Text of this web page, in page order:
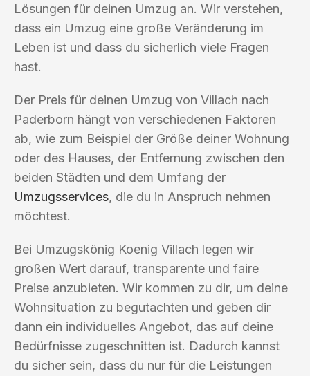
Lösungen für deinen Umzug an. Wir verstehen,
dass ein Umzug eine große Veränderung im
Leben ist und dass du sicherlich viele Fragen
hast.
Der Preis für deinen Umzug von Villach nach
Paderborn hängt von verschiedenen Faktoren
ab, wie zum Beispiel der Größe deiner Wohnung
oder des Hauses, der Entfernung zwischen den
beiden Städten und dem Umfang der
Umzugsservices, die du in Anspruch nehmen
möchtest.
Bei Umzugskönig Koenig Villach legen wir
großen Wert darauf, transparente und faire
Preise anzubieten. Wir kommen zu dir, um deine
Wohnsituation zu begutachten und geben dir
dann ein individuelles Angebot, das auf deine
Bedürfnisse zugeschnitten ist. Dadurch kannst
du sicher sein, dass du nur für die Leistungen